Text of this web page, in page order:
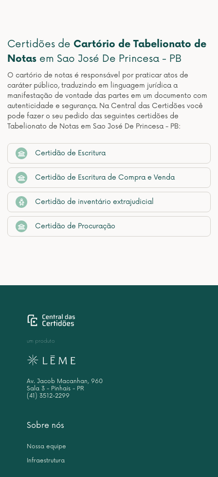
Certidões de Cartório de Tabelionato de
Notas em Sao José De Princesa - PB
O cartório de notas é responsável por praticar atos de
caráter público, traduzindo em linguagem jurídica a
manifestação de vontade das partes em um documento com
autenticidade e segurança. Na Central das Certidões você
pode fazer o seu pedido das seguintes certidões de
Tabelionato de Notas em Sao José De Princesa - PB:
Certidão de Escritura
Certidão de Escritura de Compra e Venda
Certidão de inventário extrajudicial
Certidão de Procuração
Sobre nós
Nossa equipe
Infraestrutura
um produto
Av. Jacob Macanhan, 960
Sala 3 - Pinhais - PR
(41) 3512-2299